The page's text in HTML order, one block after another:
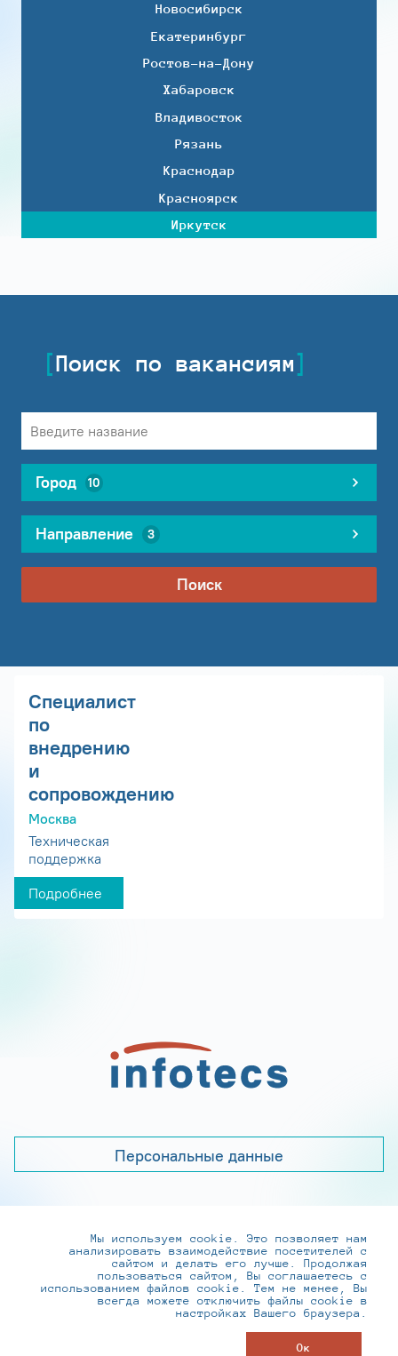
Новосибирск
Екатеринбург
Ростов-на-Дону
Хабаровск
Владивосток
Рязань
Краснодар
Красноярск
Иркутск
Поиск по вакансиям
Город 10
Направление 3
Поиск
Специалист
по
внедрению
и
сопровождению
Москва
Техническая
поддержка
Подробнее
Персональные данные
+7 (495) 737-6192, 8-800-250-0-260
practice@infotecs.ru,hr@infotecs.ru
127273, г. Москва, Отрадная ул., 2Б строение 1
Мы используем cookie. Это позволяет нам
анализировать взаимодействие посетителей с
сайтом и делать его лучше. Продолжая
пользоваться сайтом, Вы соглашаетесь с
использованием файлов cookie. Тем не менее, Вы
всегда можете отключить файлы cookie в
настройках Вашего браузера.
Ок